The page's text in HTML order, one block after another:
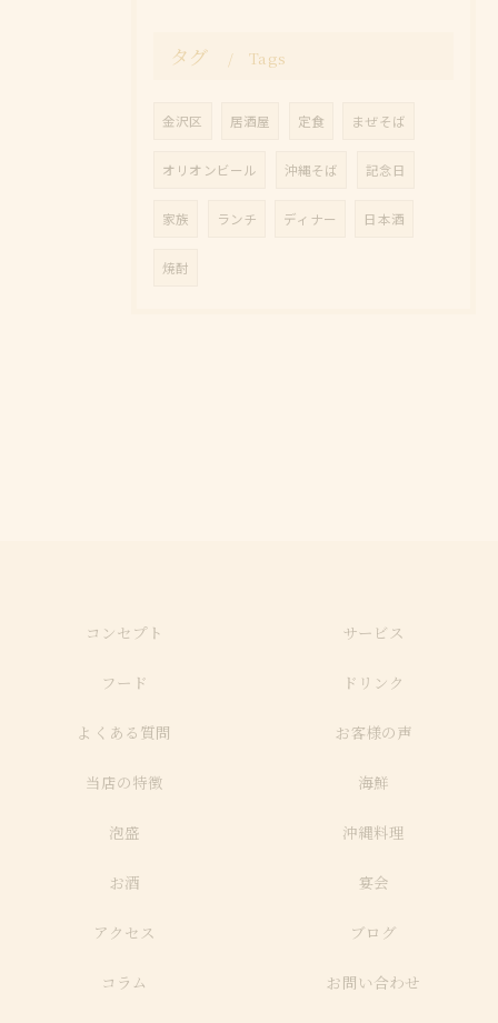
タグ Tags
金沢区 居酒屋 定食 まぜそば
オリオンビール 沖縄そば 記念日
家族 ランチ ディナー 日本酒
焼酎
コンセプト サービス
フード ドリンク
よくある質問 お客様の声
当店の特徴 海鮮
泡盛 沖縄料理
お酒 宴会
アクセス ブログ
コラム お問い合わせ